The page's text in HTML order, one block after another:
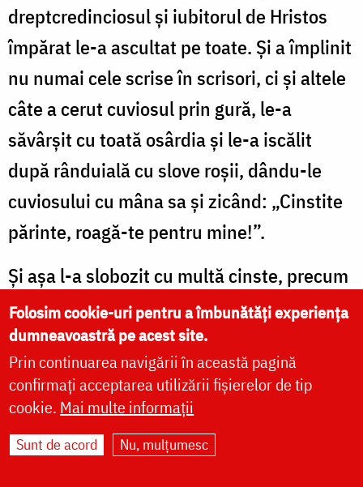
dreptcredinciosul și iubitorul de Hristos
împărat le-a ascultat pe toate. Și a împlinit
nu numai cele scrise în scrisori, ci și altele
câte a cerut cuviosul prin gură, le-a
săvârșit cu toată osârdia și le-a iscălit
după rânduială cu slove roșii, dându-le
cuviosului cu mâna sa și zicând: „Cinstite
părinte, roagă-te pentru mine!”.
Și așa l-a slobozit cu multă cinste, precum
se cuvenea. Iar el a plecat către Tesalonic,
însă, precum a proorocit, n-a ajuns până la
cetate, ci, când era în dreptul farului, a zis
ucenicilor săi acestea: „Fiii mei, a sosit
vremea sfârșitului meu! Să îngropați
moaștele mele în mănăstirea unde locuiam
Folosim cookie-uri pentru a îmbunătăți experiența
dumneavoastră pe acest site.
Prin continuarea navigării în această pagină
confirmați acceptarea utilizării fișierelor de tip
cookie. Mai multe informații
Sunt de acord Nu, mulțumesc